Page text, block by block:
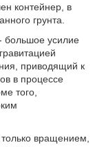
контейнер, в
грунта.
большое усилие
приводящий к
в процессе
того,
вращением,